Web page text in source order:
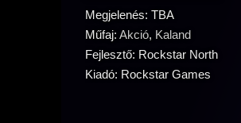
Megjelenés: TBA
Műfaj: Akció, Kaland
Fejlesztő: Rockstar North
Kiadó: Rockstar Games